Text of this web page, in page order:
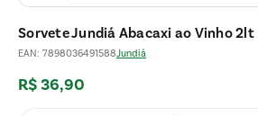
Sorvete Jundiá Abacaxi ao Vinho 2lt
EAN: 7898036491588Jundiá
R$36,90